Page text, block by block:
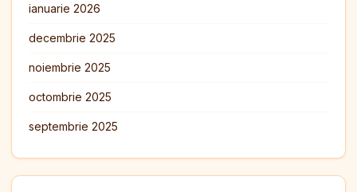
ianuarie 2026
decembrie 2025
noiembrie 2025
octombrie 2025
septembrie 2025